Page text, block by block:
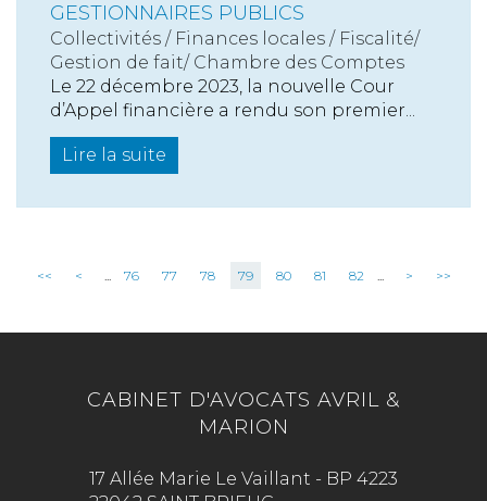
GESTIONNAIRES PUBLICS
Collectivités / Finances locales / Fiscalité/
Gestion de fait/ Chambre des Comptes
Le 22 décembre 2023, la nouvelle Cour
d’Appel financière a rendu son premier...
Lire la suite
<< < ... 76 77 78 79 80 81 82 ... > >>
CABINET D'AVOCATS AVRIL &
MARION
17 Allée Marie Le Vaillant - BP 4223